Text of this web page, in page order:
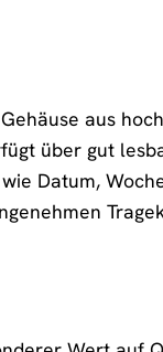
aus
über gut
Datum,